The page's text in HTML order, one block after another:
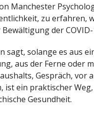
Manchester
zu erfahren,
der COVID-
sagt, solange es aus
aus der Ferne oder
Gespräch, vor
ist ein praktischer
Gesundheit.